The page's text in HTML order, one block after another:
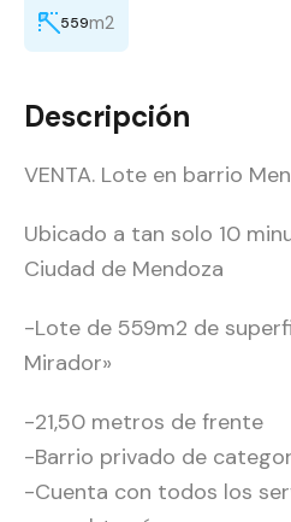
559m2
Descripción
VENTA. Lote en barrio
Ubicado a tan solo 10
Ciudad de Mendoza
-Lote de 559m2 de
Mirador»
-21,50 metros de frente
-Barrio privado de
-Cuenta con todos los